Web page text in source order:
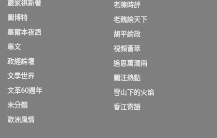
嚴家祺新著
圖博特
墨爾本夜語
專文
政經論壇
文學世界
文革60週年
未分類
歐洲風情
老陳時評
老魏論天下
胡平論政
視頻薈萃
追思萬潤南
關注熱點
雪山下的火焰
香江寄語